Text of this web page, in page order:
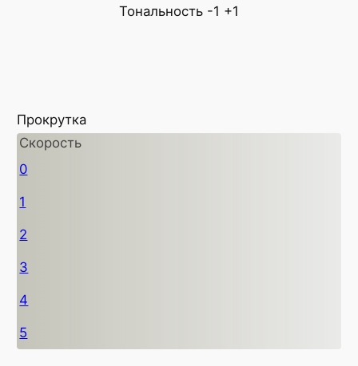
Тональность -1 +1
Прокрутка
Скорость
0
1
2
3
4
5